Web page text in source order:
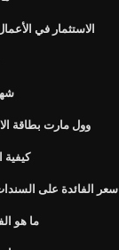
الاستثمار في
وول مارت بطاقة
سعر الفائدة على
ما هو